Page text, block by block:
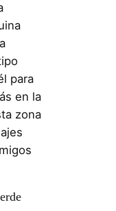
para
en la
zona